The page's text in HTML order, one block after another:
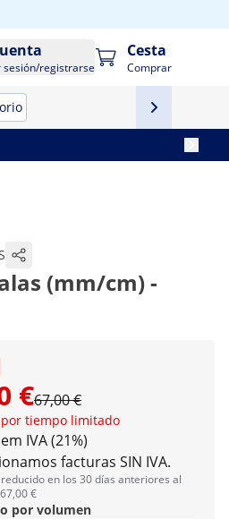
sesión/registrarse
Cesta
Comprar
(mm/cm) -
€67,00 €
tiempo limitado
IVA (21%)
facturas SIN IVA.
en los 30 días anteriores al
€
por volumen